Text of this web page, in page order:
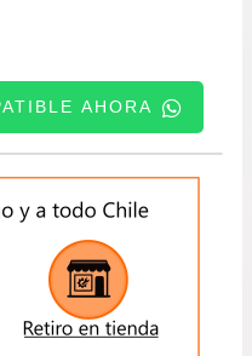
original
era:
$29.900.
actual
es:
AHORA